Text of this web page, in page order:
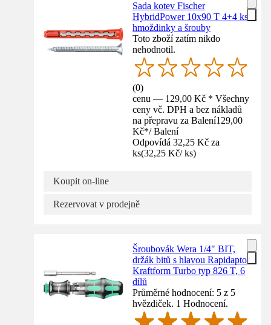
Sada kotev Fischer
HybridPower 10x90 T 4+4 ks
hmoždinky a šrouby
Toto zboží zatím nikdo
nehodnotil.
(0)
cenu — 129,00 Kč * Všechny
ceny vč. DPH a bez nákladů
na přepravu za Balení129,00
Kč*/ Balení
Odpovídá 32,25 Kč za
ks(32,25 Kč/ ks)
Koupit on-line
Rezervovat v prodejně
Šroubovák Wera 1/4" BIT,
držák bitů s hlavou Rapidaptor
Kraftform Turbo typ 826 T, 6
dílů
Průměrné hodnocení: 5 z 5
hvězdiček. 1 Hodnocení.